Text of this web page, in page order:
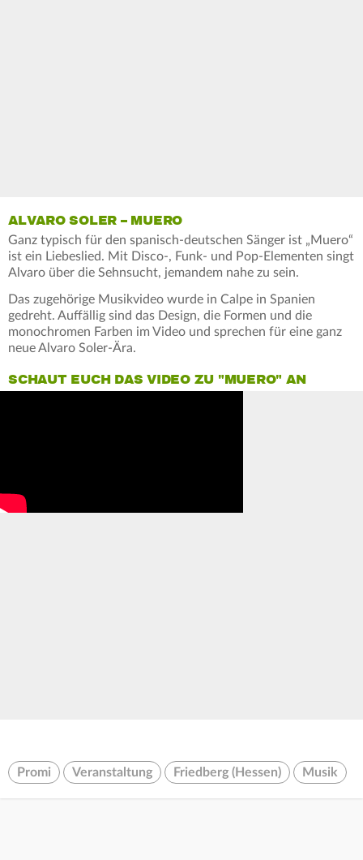
ALVARO SOLER – MUERO
Ganz typisch für den spanisch-deutschen Sänger ist „Muero“
ist ein Liebeslied. Mit Disco-, Funk- und Pop-Elementen singt
Alvaro über die Sehnsucht, jemandem nahe zu sein.
Das zugehörige Musikvideo wurde in Calpe in Spanien
gedreht. Auffällig sind das Design, die Formen und die
monochromen Farben im Video und sprechen für eine ganz
neue Alvaro Soler-Ära.
SCHAUT EUCH DAS VIDEO ZU "MUERO" AN
Promi Veranstaltung Friedberg (Hessen) Musik